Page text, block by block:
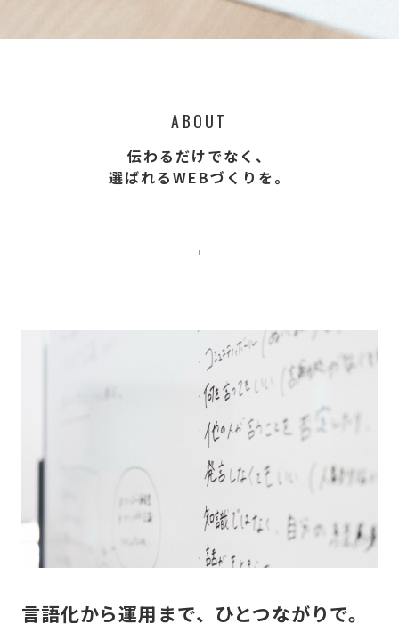
ABOUT
伝わるだけでなく、
選ばれるWEBづくりを。
言語化から運用まで、ひとつながりで。